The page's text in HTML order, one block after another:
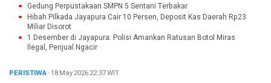
Gedung Perpustakaan SMPN 5 Sentani Terbakar
Hibah Pilkada Jayapura Cair 10 Persen, Deposit Kas Daerah Rp23
Miliar Disorot
1 Desember di Jayapura: Polisi Amankan Ratusan Botol Miras
Ilegal, Penjual Ngacir
PERISTIWA· 18 May 202622:37WIT